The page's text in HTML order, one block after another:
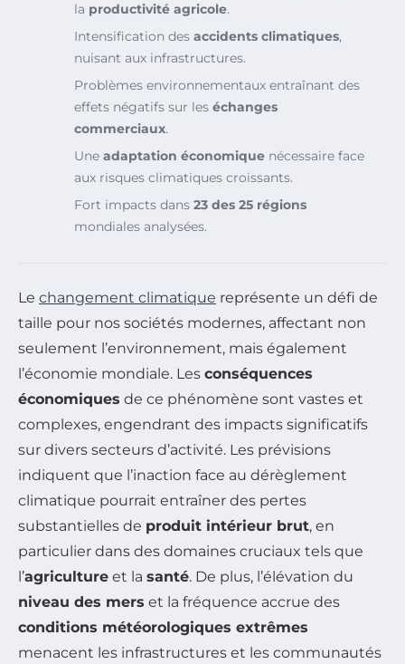
la productivité agricole.
Intensification des accidents climatiques,
nuisant aux infrastructures.
Problèmes environnementaux entraînant des
effets négatifs sur les échanges
commerciaux.
Une adaptation économique nécessaire face
aux risques climatiques croissants.
Fort impacts dans 23 des 25 régions
mondiales analysées.
Le changement climatique représente un défi de
taille pour nos sociétés modernes, affectant non
seulement l’environnement, mais également
l’économie mondiale. Les conséquences
économiques de ce phénomène sont vastes et
complexes, engendrant des impacts significatifs
sur divers secteurs d’activité. Les prévisions
indiquent que l’inaction face au dérèglement
climatique pourrait entraîner des pertes
substantielles de produit intérieur brut, en
particulier dans des domaines cruciaux tels que
l’agriculture et la santé. De plus, l’élévation du
niveau des mers et la fréquence accrue des
conditions météorologiques extrêmes
menacent les infrastructures et les communautés